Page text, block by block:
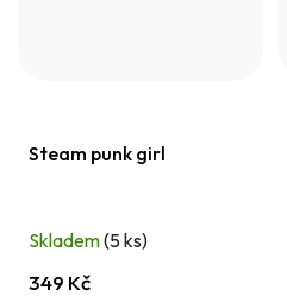
Steam punk girl
Skladem(5 ks)
349 Kč